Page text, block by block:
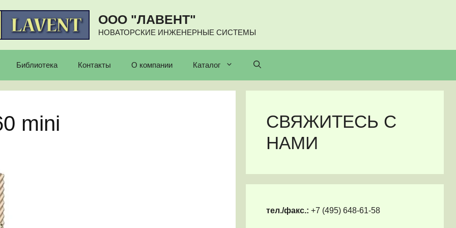
ООО "ЛАВЕНТ"
НОВАТОРСКИЕ ИНЖЕНЕРНЫЕ СИСТЕМЫ
Библиотека Контакты О компании Каталог
mini
СВЯЖИТЕСЬ С
НАМИ
тел./факс.: +7 (495) 648-61-58